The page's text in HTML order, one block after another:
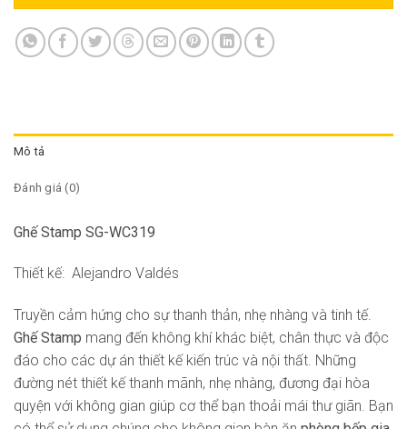
Mô tả
Đánh giá (0)
Ghế Stamp SG-WC319
Thiết kế: Alejandro Valdés
Truyền cảm hứng cho sự thanh thản, nhẹ nhàng và tinh tế.
Ghế Stamp mang đến không khí khác biệt, chân thực và độc
đáo cho các dự án thiết kế kiến ​​trúc và nội thất. Những
đường nét thiết kế thanh mãnh, nhẹ nhàng, đương đại hòa
quyện với không gian giúp cơ thể bạn thoải mái thư giãn. Bạn